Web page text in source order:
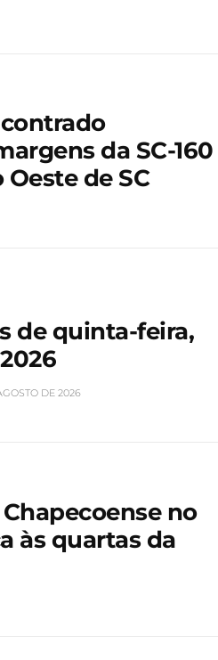
da SC-160
de SC
de quinta-feira,
DE 2026
no
às quartas da